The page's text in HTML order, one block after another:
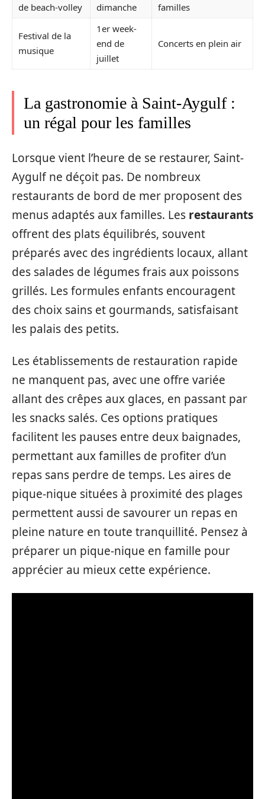
de beach-volley dimanche familles
Festival de la
musique
1er week-
end de
juillet
Concerts en plein air
La gastronomie à Saint-Aygulf :
un régal pour les familles
Lorsque vient l’heure de se restaurer, Saint-
Aygulf ne déçoit pas. De nombreux
restaurants de bord de mer proposent des
menus adaptés aux familles. Les restaurants
offrent des plats équilibrés, souvent
préparés avec des ingrédients locaux, allant
des salades de légumes frais aux poissons
grillés. Les formules enfants encouragent
des choix sains et gourmands, satisfaisant
les palais des petits.
Les établissements de restauration rapide
ne manquent pas, avec une offre variée
allant des crêpes aux glaces, en passant par
les snacks salés. Ces options pratiques
facilitent les pauses entre deux baignades,
permettant aux familles de profiter d’un
repas sans perdre de temps. Les aires de
pique-nique situées à proximité des plages
permettent aussi de savourer un repas en
pleine nature en toute tranquillité. Pensez à
préparer un pique-nique en famille pour
apprécier au mieux cette expérience.